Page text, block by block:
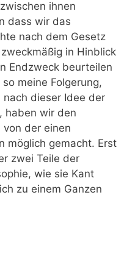
ihnen
dass wir das
nach dem Gesetz
in Hinblick
Endzweck beurteilen
meine Folgerung,
dieser Idee der
haben wir den
der einen
möglich gemacht. Erst
zwei Teile der
wie sie Kant
zu einem Ganzen